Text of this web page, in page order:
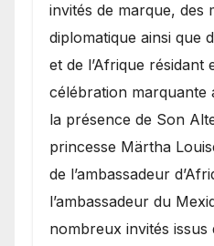
invités de marque, des
diplomatique ainsi que
et de l’Afrique résidant
célébration marquante
la présence de Son
princesse Märtha
de l’ambassadeur
l’ambassadeur du
nombreux invités issus